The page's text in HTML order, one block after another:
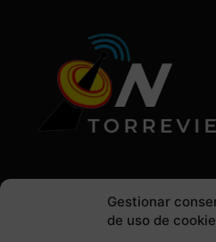
Gestionar
de uso de